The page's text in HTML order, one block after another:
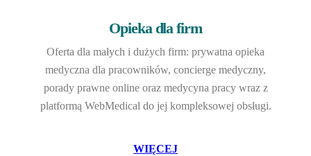
Opieka dla firm
Oferta dla małych i dużych firm: prywatna opieka
medyczna dla pracowników, concierge medyczny,
porady prawne online oraz medycyna pracy wraz z
platformą WebMedical do jej kompleksowej obsługi.
WIĘCEJ